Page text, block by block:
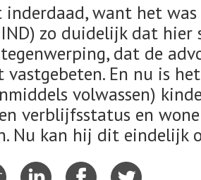
inderdaad, want het
zo duidelijk dat hier
dat de
vastgebeten. En nu is
volwassen)
verblijfsstatus en
Nu kan hij dit eindelijk